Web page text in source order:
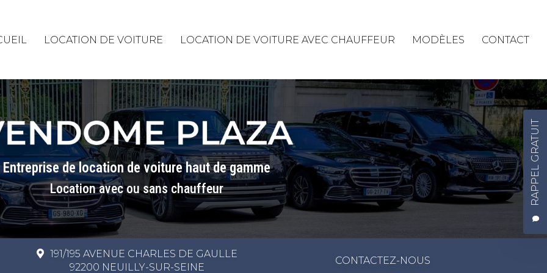
RAPPEL GRATUIT
LOCATION DE VOITURE LOCATION DE VOITURE AVEC CHAUFFEUR MODÈLES CONTACT
Entreprise de location de voiture haut de gamme
Location avec ou sans chauffeur
191/195 AVENUE CHARLES DE GAULLE
92200 NEUILLY-SUR-SEINE
CONTACTEZ-NOUS